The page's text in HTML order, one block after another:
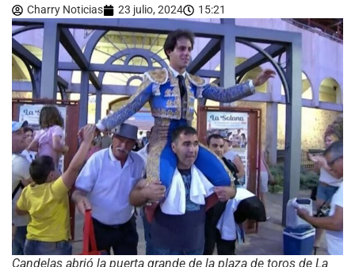
Charry Noticias 23 julio, 2024 15:21
Candelas abrió la puerta grande de la plaza de toros de La